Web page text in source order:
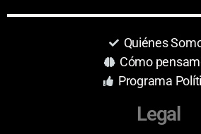
Quiénes
Cómo
Programa
Legal